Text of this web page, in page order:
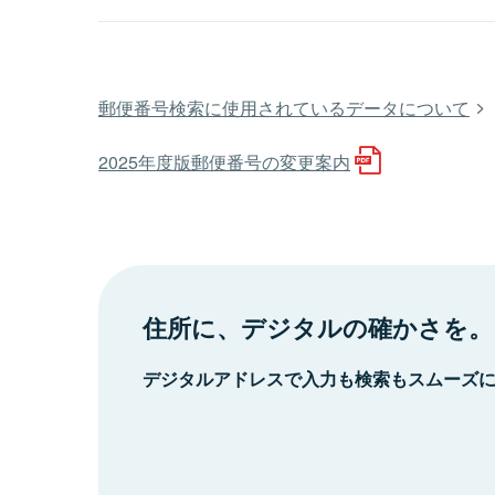
郵便番号検索に使用されているデータについて
2025年度版郵便番号の変更案内
住所に、デジタルの確かさを。
デジタルアドレスで入力も検索もスムーズ